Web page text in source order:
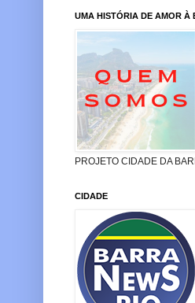
UMA HISTÓRIA DE AMOR À
PROJETO CIDADE DA
CIDADE